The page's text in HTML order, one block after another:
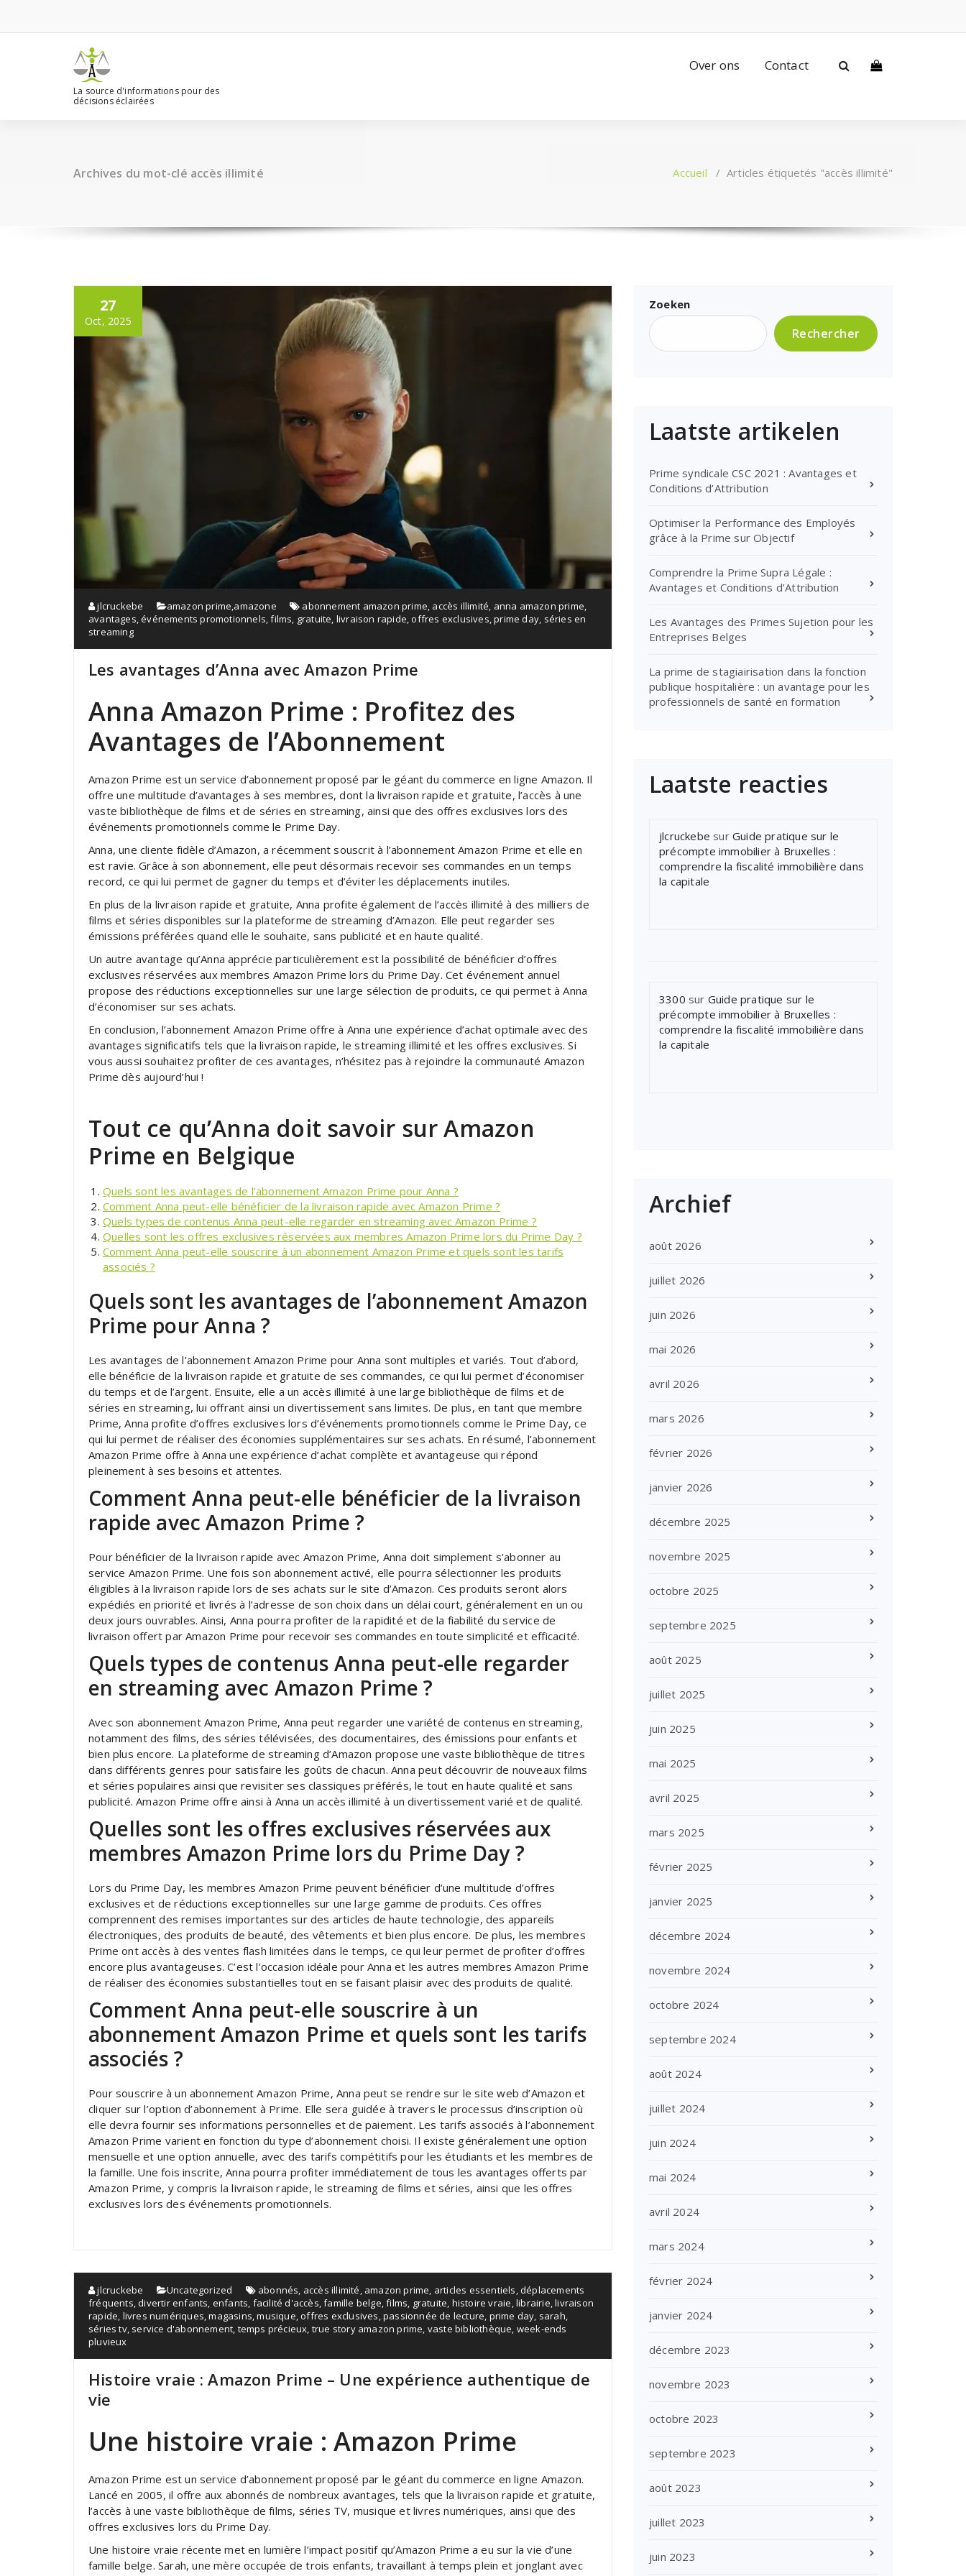
contenu
La source d'informations pour des
décisions éclairées
Over ons Contact
Archives du mot-clé accès illimité Accueil / Articles étiquetés "accès illimité"
27
Oct, 2025
jlcruckebe amazon prime,amazone abonnement amazon prime, accès illimité, anna amazon prime,
avantages,événements promotionnels,films, gratuite, livraison rapide,offres exclusives,prime day, séries en
streaming
Les avantages d’Anna avec Amazon Prime
Anna Amazon Prime : Profitez des
Avantages de l’Abonnement
Amazon Prime est un service d’abonnement proposé par le géant du commerce en ligne Amazon. Il
offre une multitude d’avantages à ses membres, dont la livraison rapide et gratuite, l’accès à une
vaste bibliothèque de films et de séries en streaming, ainsi que des offres exclusives lors des
événements promotionnels comme le Prime Day.
Anna, une cliente fidèle d’Amazon, a récemment souscrit à l’abonnement Amazon Prime et elle en
est ravie. Grâce à son abonnement, elle peut désormais recevoir ses commandes en un temps
record, ce qui lui permet de gagner du temps et d’éviter les déplacements inutiles.
En plus de la livraison rapide et gratuite, Anna profite également de l’accès illimité à des milliers de
films et séries disponibles sur la plateforme de streaming d’Amazon. Elle peut regarder ses
émissions préférées quand elle le souhaite, sans publicité et en haute qualité.
Un autre avantage qu’Anna apprécie particulièrement est la possibilité de bénéficier d’offres
exclusives réservées aux membres Amazon Prime lors du Prime Day. Cet événement annuel
propose des réductions exceptionnelles sur une large sélection de produits, ce qui permet à Anna
d’économiser sur ses achats.
En conclusion, l’abonnement Amazon Prime offre à Anna une expérience d’achat optimale avec des
avantages significatifs tels que la livraison rapide, le streaming illimité et les offres exclusives. Si
vous aussi souhaitez profiter de ces avantages, n’hésitez pas à rejoindre la communauté Amazon
Prime dès aujourd’hui !
Tout ce qu’Anna doit savoir sur Amazon
Prime en Belgique
Quels sont les avantages de l’abonnement Amazon Prime pour Anna ?
Comment Anna peut-elle bénéficier de la livraison rapide avec Amazon Prime ?
Quels types de contenus Anna peut-elle regarder en streaming avec Amazon Prime ?
Quelles sont les offres exclusives réservées aux membres Amazon Prime lors du Prime Day ?
Comment Anna peut-elle souscrire à un abonnement Amazon Prime et quels sont les tarifs
associés ?
Quels sont les avantages de l’abonnement Amazon
Prime pour Anna ?
Les avantages de l’abonnement Amazon Prime pour Anna sont multiples et variés. Tout d’abord,
elle bénéficie de la livraison rapide et gratuite de ses commandes, ce qui lui permet d’économiser
du temps et de l’argent. Ensuite, elle a un accès illimité à une large bibliothèque de films et de
séries en streaming, lui offrant ainsi un divertissement sans limites. De plus, en tant que membre
Prime, Anna profite d’offres exclusives lors d’événements promotionnels comme le Prime Day, ce
qui lui permet de réaliser des économies supplémentaires sur ses achats. En résumé, l’abonnement
Amazon Prime offre à Anna une expérience d’achat complète et avantageuse qui répond
pleinement à ses besoins et attentes.
Comment Anna peut-elle bénéficier de la livraison
rapide avec Amazon Prime ?
Pour bénéficier de la livraison rapide avec Amazon Prime, Anna doit simplement s’abonner au
service Amazon Prime. Une fois son abonnement activé, elle pourra sélectionner les produits
éligibles à la livraison rapide lors de ses achats sur le site d’Amazon. Ces produits seront alors
expédiés en priorité et livrés à l’adresse de son choix dans un délai court, généralement en un ou
deux jours ouvrables. Ainsi, Anna pourra profiter de la rapidité et de la fiabilité du service de
livraison offert par Amazon Prime pour recevoir ses commandes en toute simplicité et efficacité.
Quels types de contenus Anna peut-elle regarder
en streaming avec Amazon Prime ?
Avec son abonnement Amazon Prime, Anna peut regarder une variété de contenus en streaming,
notamment des films, des séries télévisées, des documentaires, des émissions pour enfants et
bien plus encore. La plateforme de streaming d’Amazon propose une vaste bibliothèque de titres
dans différents genres pour satisfaire les goûts de chacun. Anna peut découvrir de nouveaux films
et séries populaires ainsi que revisiter ses classiques préférés, le tout en haute qualité et sans
publicité. Amazon Prime offre ainsi à Anna un accès illimité à un divertissement varié et de qualité.
Quelles sont les offres exclusives réservées aux
membres Amazon Prime lors du Prime Day ?
Lors du Prime Day, les membres Amazon Prime peuvent bénéficier d’une multitude d’offres
exclusives et de réductions exceptionnelles sur une large gamme de produits. Ces offres
comprennent des remises importantes sur des articles de haute technologie, des appareils
électroniques, des produits de beauté, des vêtements et bien plus encore. De plus, les membres
Prime ont accès à des ventes flash limitées dans le temps, ce qui leur permet de profiter d’offres
encore plus avantageuses. C’est l’occasion idéale pour Anna et les autres membres Amazon Prime
de réaliser des économies substantielles tout en se faisant plaisir avec des produits de qualité.
Comment Anna peut-elle souscrire à un
abonnement Amazon Prime et quels sont les tarifs
associés ?
Pour souscrire à un abonnement Amazon Prime, Anna peut se rendre sur le site web d’Amazon et
cliquer sur l’option d’abonnement à Prime. Elle sera guidée à travers le processus d’inscription où
elle devra fournir ses informations personnelles et de paiement. Les tarifs associés à l’abonnement
Amazon Prime varient en fonction du type d’abonnement choisi. Il existe généralement une option
mensuelle et une option annuelle, avec des tarifs compétitifs pour les étudiants et les membres de
la famille. Une fois inscrite, Anna pourra profiter immédiatement de tous les avantages offerts par
Amazon Prime, y compris la livraison rapide, le streaming de films et séries, ainsi que les offres
exclusives lors des événements promotionnels.
jlcruckebe Uncategorized abonnés, accès illimité, amazon prime, articles essentiels,déplacements
fréquents,divertir enfants, enfants, facilité d'accès,famille belge,films, gratuite, histoire vraie,librairie,livraison
rapide, livres numériques,magasins,musique,offres exclusives,passionnée de lecture, prime day, sarah,
séries tv, service d'abonnement, temps précieux, true story amazon prime, vaste bibliothèque, week-ends
pluvieux
Histoire vraie : Amazon Prime – Une expérience authentique de
vie
Une histoire vraie : Amazon Prime
Amazon Prime est un service d’abonnement proposé par le géant du commerce en ligne Amazon.
Lancé en 2005, il offre aux abonnés de nombreux avantages, tels que la livraison rapide et gratuite,
l’accès à une vaste bibliothèque de films, séries TV, musique et livres numériques, ainsi que des
offres exclusives lors du Prime Day.
Une histoire vraie récente met en lumière l’impact positif qu’Amazon Prime a eu sur la vie d’une
famille belge. Sarah, une mère occupée de trois enfants, travaillant à temps plein et jonglant avec
Zoeken
Rechercher
Laatste artikelen
Prime syndicale CSC 2021 : Avantages et
Conditions d’Attribution
Optimiser la Performance des Employés
grâce à la Prime sur Objectif
Comprendre la Prime Supra Légale :
Avantages et Conditions d’Attribution
Les Avantages des Primes Sujetion pour les
Entreprises Belges
La prime de stagiairisation dans la fonction
publique hospitalière : un avantage pour les
professionnels de santé en formation
Laatste reacties
jlcruckebe sur Guide pratique sur le
précompte immobilier à Bruxelles :
comprendre la fiscalité immobilière dans
la capitale
3300 sur Guide pratique sur le
précompte immobilier à Bruxelles :
comprendre la fiscalité immobilière dans
la capitale
Archief
août 2026
juillet 2026
juin 2026
mai 2026
avril 2026
mars 2026
février 2026
janvier 2026
décembre 2025
novembre 2025
octobre 2025
septembre 2025
août 2025
juillet 2025
juin 2025
mai 2025
avril 2025
mars 2025
février 2025
janvier 2025
décembre 2024
novembre 2024
octobre 2024
septembre 2024
août 2024
juillet 2024
juin 2024
mai 2024
avril 2024
mars 2024
février 2024
janvier 2024
décembre 2023
novembre 2023
octobre 2023
septembre 2023
août 2023
juillet 2023
juin 2023